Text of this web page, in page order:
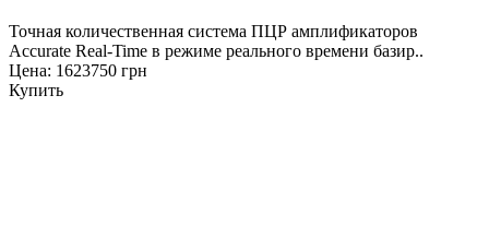
Точная количественная система ПЦР амплификаторов
Accurate Real-Time в режиме реального времени базир..
Цена: 1623750 грн
Купить